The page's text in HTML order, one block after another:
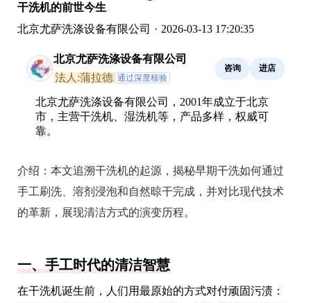
干洗机的前世今生
北京尤萨洗涤设备有限公司 · 2026-03-13 17:20:35
北京尤萨洗涤设备有限公司
法人:蒲拉德 通过深度核验
咨询 进店
北京尤萨洗涤设备有限公司，2001年成立于北京
市，主营干洗机、湿洗机等，产品多样，权威可
靠。
介绍： 本文追溯干洗机的起源，揭秘早期干洗如何通过
手工刷洗、溶剂浸泡和自然晾干完成，并对比现代技术
的革新，展现清洁方式的演变历程。
一、手工时代的清洁智慧
在干洗机诞生前，人们用最原始的方式对付顽固污渍：